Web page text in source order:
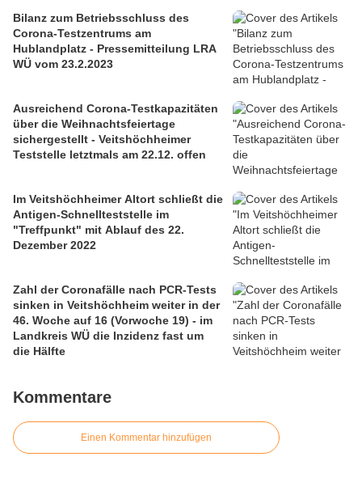
Bilanz zum Betriebsschluss des
Corona-Testzentrums am
Hublandplatz - Pressemitteilung LRA
WÜ vom 23.2.2023
Ausreichend Corona-Testkapazitäten
über die Weihnachtsfeiertage
sichergestellt - Veitshöchheimer
Teststelle letztmals am 22.12. offen
Im Veitshöchheimer Altort schließt die
Antigen-Schnellteststelle im
"Treffpunkt" mit Ablauf des 22.
Dezember 2022
Zahl der Coronafälle nach PCR-Tests
sinken in Veitshöchheim weiter in der
46. Woche auf 16 (Vorwoche 19) - im
Landkreis WÜ die Inzidenz fast um
die Hälfte
Kommentare
Einen Kommentar hinzufügen